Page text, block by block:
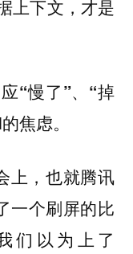
上下文，才是
“慢了”、“掉
焦虑。
上，也就腾讯
一个刷屏的比
们以为上了